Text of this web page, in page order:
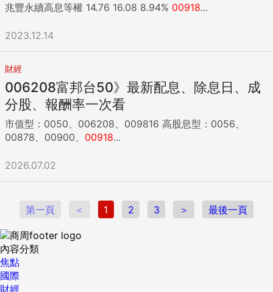
兆豐永續高息等權 14.76 16.08 8.94% 00918...
2023.12.14
財經
006208富邦台50》最新配息、除息日、成
分股、報酬率一次看
市值型：0050、006208、009816 高股息型：0056、
00878、00900、 00918...
2026.07.02
第一頁 ＜ 1 2 3 ＞ 最後一頁
內容分類
焦點
國際
財經